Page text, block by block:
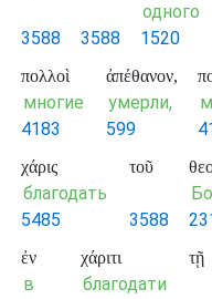
3588 3588
одного
1520
πολλοὶ
многие
4183
ἀπέθανον,
умерли,
599
χάρις
благодать
5485
τοῦ
3588
ἐν
в
χάριτι
благодати
τῇ